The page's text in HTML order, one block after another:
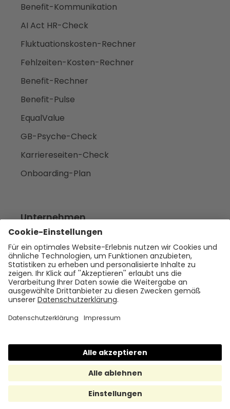
Benefit-Kommunikation
AI Act HR-Check
Fluktuationskosten-Rechner
Fehlzeiten-Kosten-Rechner
Benefit-Rechner
Benefit-Pulse
EqualValue
GB-Psyche-Check
Karriereseiten-Check
Onboarding-Plan
Unternehmen
Empfehlen
Über uns
Presse
Karriere
Rechtliches
Datenschutz